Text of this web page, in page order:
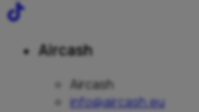
Aircash
Aircash
info@aircash.eu